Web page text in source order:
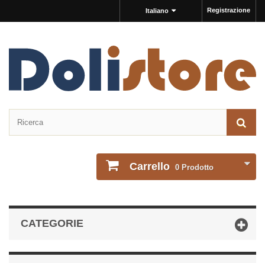
Registrazione
Italiano
Carrello 0 Prodotto
CATEGORIE